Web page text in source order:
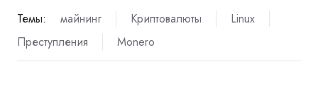
Темы: майнинг Криптовалюты
Linux
Преступления
Monero